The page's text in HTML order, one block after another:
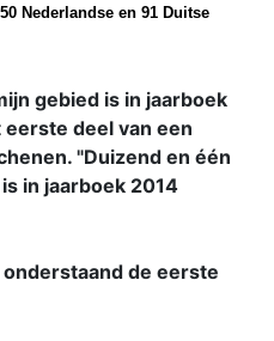
Nederlandse en 91 Duitse
gebied is in jaarboek
deel van een
"Duizend en één
in jaarboek 2014
de eerste